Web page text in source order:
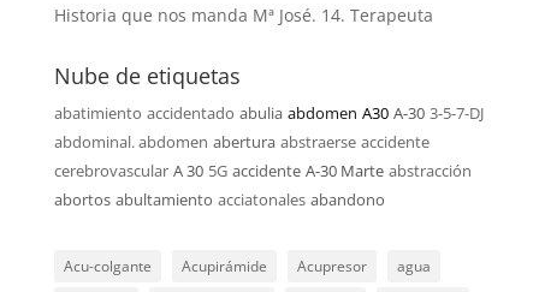
Historia que nos manda Mª José. 14. Terapeuta
Nube de etiquetas
abatimiento accidentado abulia abdomen A30 A-30 3-5-7-DJ
abdominal. abdomen abertura abstraerse accidente
cerebrovascular A 30 5G accidente A-30 Marte abstracción
abortos abultamiento acciatonales abandono
Acu-colgante Acupirámide Acupresor
agua